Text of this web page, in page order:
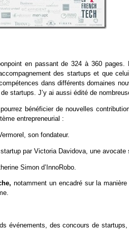
en passant de 324 à 360
des startups et que
dans différents domaines
startups. J’y ai aussi édité de
bénéficier de nouvelles
entrepreneurial :
son fondateur.
par Victoria Davidova, une
Simon d’InnoRobo.
notamment un encadré sur la
événements, des concours de